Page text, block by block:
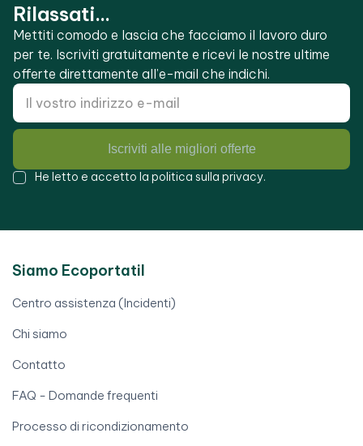
Rilassati...
Mettiti comodo e lascia che facciamo il lavoro duro
per te. Iscriviti gratuitamente e ricevi le nostre ultime
offerte direttamente all’e-mail che indichi.
Iscriviti alle migliori offerte
He letto e accetto la politica sulla privacy.
Siamo Ecoportatil
Centro assistenza (Incidenti)
Chi siamo
Contatto
FAQ - Domande frequenti
Processo di ricondizionamento